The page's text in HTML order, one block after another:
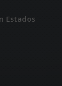
Estados